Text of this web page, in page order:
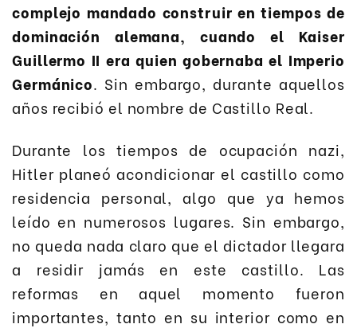
complejo mandado construir en tiempos de
dominación alemana, cuando el Kaiser
Guillermo II era quien gobernaba el Imperio
Germánico. Sin embargo, durante aquellos
años recibió el nombre de Castillo Real.
Durante los tiempos de ocupación nazi,
Hitler planeó acondicionar el castillo como
residencia personal, algo que ya hemos
leído en numerosos lugares. Sin embargo,
no queda nada claro que el dictador llegara
a residir jamás en este castillo. Las
reformas en aquel momento fueron
importantes, tanto en su interior como en